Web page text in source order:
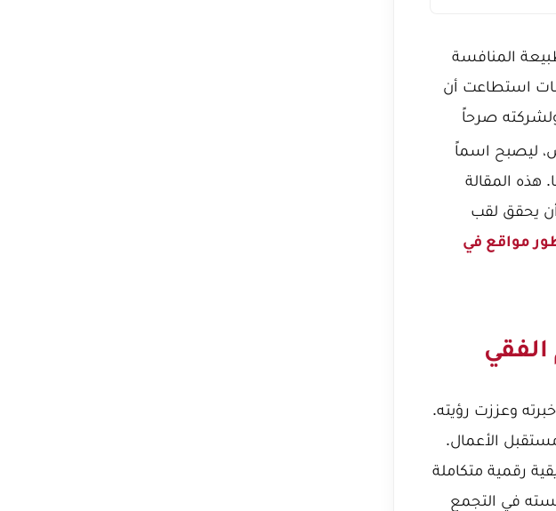
المنافسة
استطاعت أن
صرحاً
ليصبح اسماً
المقالة
يحقق لقب
مواقع في
وعززت رؤيته.
الأعمال.
رقمية متكاملة
في التجمع